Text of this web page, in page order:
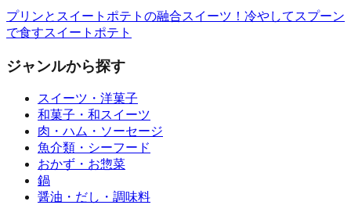
プリンとスイートポテトの融合スイーツ！冷やしてスプーン
で食すスイートポテト
ジャンルから探す
スイーツ・洋菓子
和菓子・和スイーツ
肉・ハム・ソーセージ
魚介類・シーフード
おかず・お惣菜
鍋
醤油・だし・調味料